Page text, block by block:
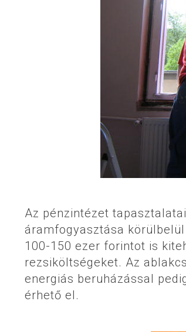
Az pénzintézet
áramfogyasztása
100-150 ezer forintot is
rezsiköltségeket. Az
energiás beruházással
érhető el.